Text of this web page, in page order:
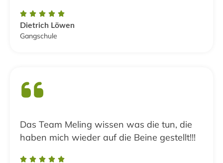
    
Dietrich Löwen
Gangschule
Das Team Meling wissen was die tun, die
haben mich wieder auf die Beine gestellt!!!
    